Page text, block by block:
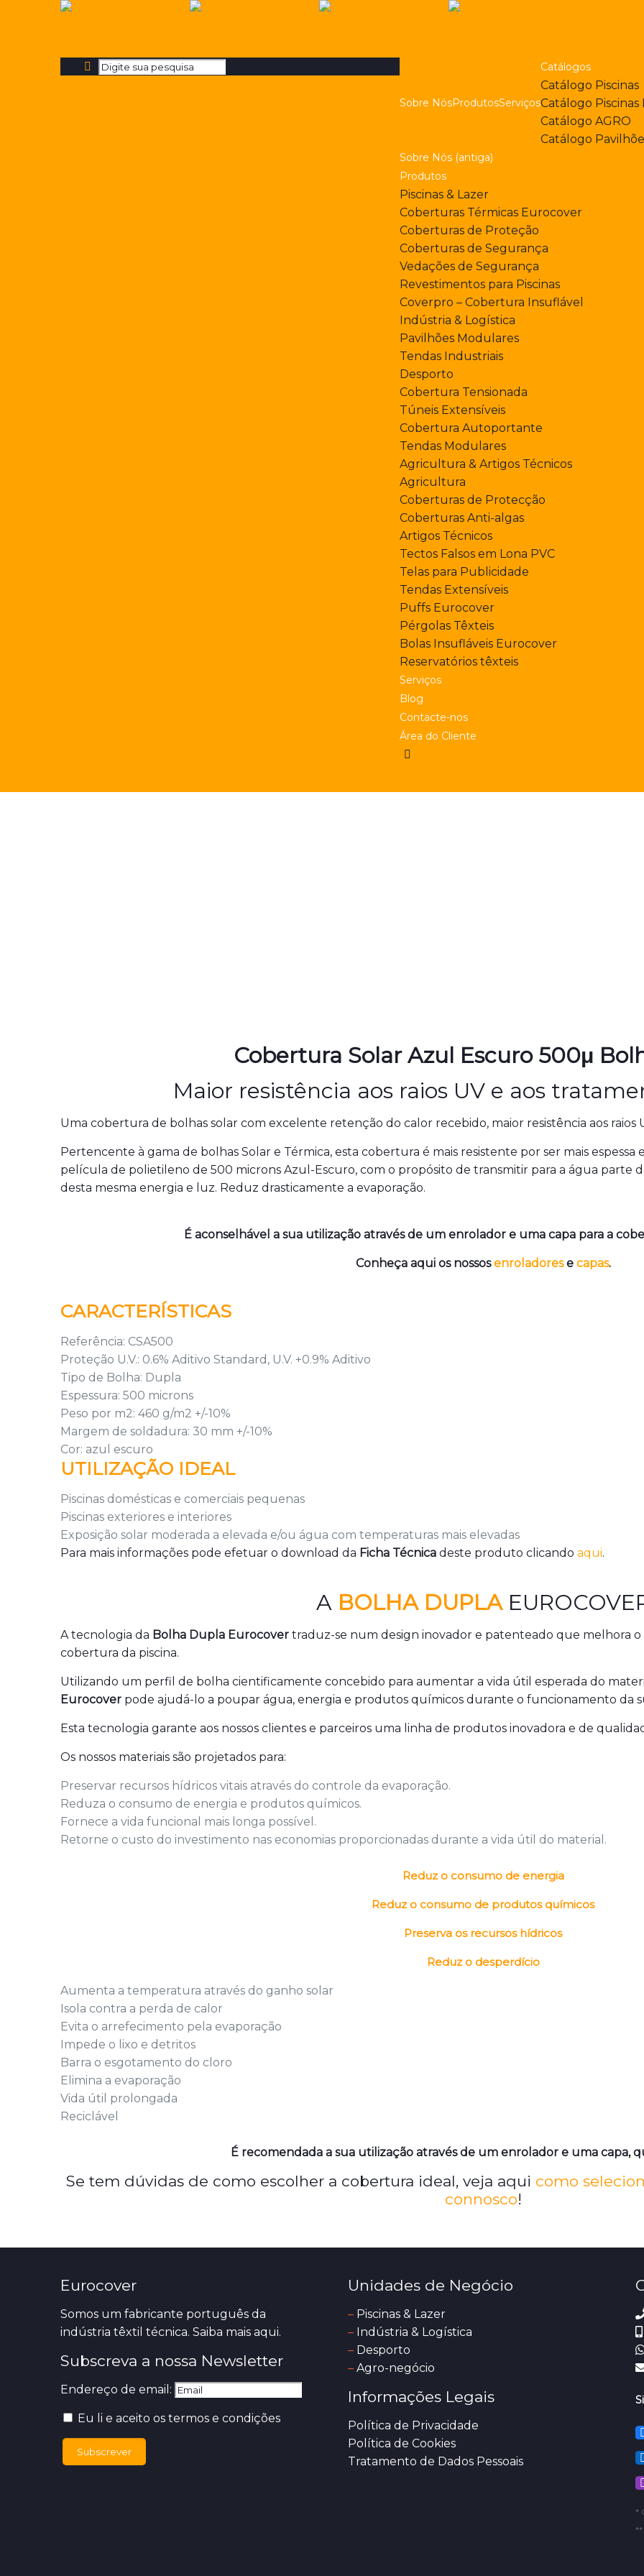
Sobre NósProdutosServiços
Catálogos
Catálogo Piscinas
Catálogo Piscinas
Catálogo AGRO
Catálogo
Sobre Nós (antiga)
Produtos
Piscinas & Lazer
Coberturas Térmicas Eurocover
Coberturas de Proteção
Coberturas de Segurança
Vedações de Segurança
Revestimentos para Piscinas
Coverpro – Cobertura Insuflável
Indústria & Logística
Pavilhões Modulares
Tendas Industriais
Desporto
Cobertura Tensionada
Túneis Extensíveis
Cobertura Autoportante
Tendas Modulares
Agricultura & Artigos Técnicos
Agricultura
Coberturas de Protecção
Coberturas Anti-algas
Artigos Técnicos
Tectos Falsos em Lona PVC
Telas para Publicidade
Tendas Extensíveis
Puffs Eurocover
Pérgolas Têxteis
Bolas Insufláveis Eurocover
Reservatórios têxteis
Serviços
Blog
Contacte-nos
Área do Cliente
Cobertura Solar Azul Escuro 500μ
Maior resistência aos raios UV e aos
Uma cobertura de bolhas solar com excelente retenção do calor recebido, maior resistência aos raios
Pertencente à gama de bolhas Solar e Térmica, esta cobertura é mais resistente por ser mais
película de polietileno de 500 microns Azul-Escuro, com o propósito de transmitir para a água parte
desta mesma energia e luz. Reduz drasticamente a evaporação.
É aconselhável a sua utilização através de um enrolador e uma capa para a
Conheça aqui os nossosenroladorese capas.
CARACTERÍSTICAS
Referência: CSA500
Proteção U.V.: 0.6% Aditivo Standard, U.V. +0.9% Aditivo
Tipo de Bolha: Dupla
Espessura: 500 microns
Peso por m2: 460 g/m2 +/-10%
Margem de soldadura: 30 mm +/-10%
Cor: azul escuro
UTILIZAÇÃO IDEAL
Piscinas domésticas e comerciais pequenas
Piscinas exteriores e interiores
Exposição solar moderada a elevada e/ou água com temperaturas mais elevadas
Para mais informações pode efetuar o download da Ficha Técnica deste produto clicando aqui.
A BOLHA DUPLA
A tecnologia da Bolha Dupla Eurocover traduz-se num design inovador e patenteado que melhora
cobertura da piscina.
Utilizando um perfil de bolha cientificamente concebido para aumentar a vida útil esperada do
Eurocover pode ajudá-lo a poupar água, energia e produtos químicos durante o funcionamento da
Esta tecnologia garante aos nossos clientes e parceiros uma linha de produtos inovadora e de
Os nossos materiais são projetados para:
Preservar recursos hídricos vitais através do controle da evaporação.
Reduza o consumo de energia e produtos químicos.
Fornece a vida funcional mais longa possível.
Retorne o custo do investimento nas economias proporcionadas durante a vida útil do material.
Reduz o consumo de energia
Reduz o consumo de produtos químicos
Preserva os recursos hídricos
Reduz o desperdício
Aumenta a temperatura através do ganho solar
Isola contra a perda de calor
Evita o arrefecimento pela evaporação
Impede o lixo e detritos
Barra o esgotamento do cloro
Elimina a evaporação
Vida útil prolongada
Reciclável
É recomendada a sua utilização através de um enrolador e uma capa,
Se tem dúvidas de como escolher a cobertura ideal, veja aqui como
connosco!
Eurocover
Somos um fabricante português da
indústria têxtil técnica. Saiba mais aqui.
Subscreva a nossa Newsletter
Endereço de email:
Eu li e aceito os termos e condições
Unidades de Negócio
– Piscinas & Lazer
– Indústria & Logística
– Desporto
– Agro-negócio
Informações Legais
Política de Privacidade
Política de Cookies
Tratamento de Dados Pessoais
*